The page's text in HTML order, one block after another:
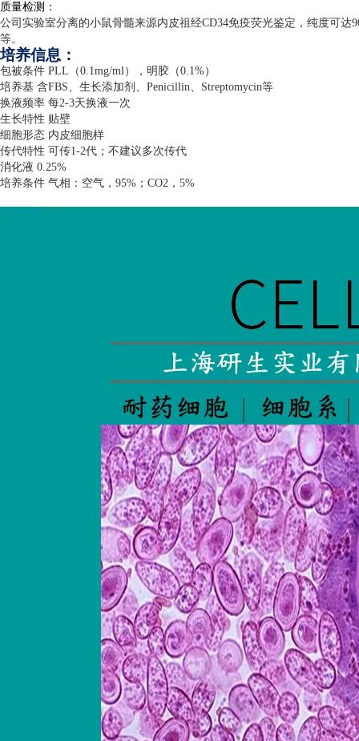
质量检测：
公司实验室分离的小鼠骨髓来源内皮祖经CD34免疫荧光鉴定，纯度可达
等。
培养信息：
包被条件 PLL （0.1mg/ml），明胶（0.1%）
培养基 含FBS、生长添加剂、 Penicillin、 Streptomycin等
换液频率 每2-3天换液一次
生长特性 贴壁
细胞形态 内皮细胞样
传代特性 可传1-2代；不建议多次传代
消化液 0.25%
培养条件 气相：空气， 95% ； CO2 ， 5%